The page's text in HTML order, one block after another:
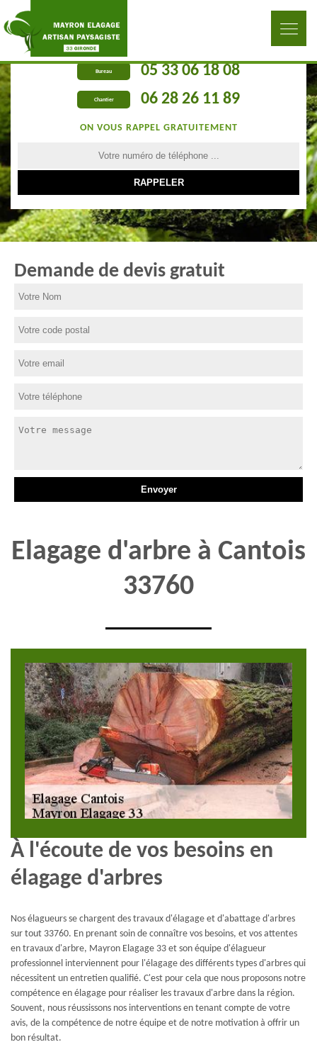
Bureau 05 33 06 18 08
Chantier 06 28 26 11 89
ON VOUS RAPPEL GRATUITEMENT
Demande de devis gratuit
Elagage d'arbre à Cantois
33760
À l'écoute de vos besoins en
élagage d'arbres
Nos élagueurs se chargent des travaux d'élagage et d'abattage d'arbres
sur tout 33760. En prenant soin de connaître vos besoins, et vos attentes
en travaux d'arbre, Mayron Elagage 33 et son équipe d'élagueur
professionnel interviennent pour l'élagage des différents types d'arbres qui
nécessitent un entretien qualifié. C'est pour cela que nous proposons notre
compétence en élagage pour réaliser les travaux d'arbre dans la région.
Souvent, nous réussissons nos interventions en tenant compte de votre
avis, de la compétence de notre équipe et de notre motivation à offrir un
bon résultat.